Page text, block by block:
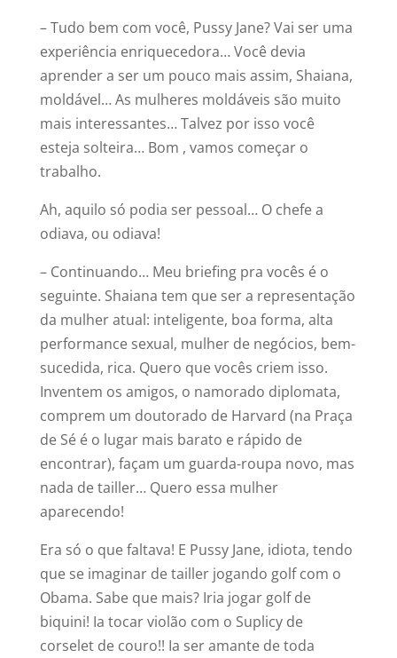
– Tudo bem com você, Pussy Jane? Vai ser uma
experiência enriquecedora… Você devia
aprender a ser um pouco mais assim, Shaiana,
moldável… As mulheres moldáveis são muito
mais interessantes… Talvez por isso você
esteja solteira… Bom , vamos começar o
trabalho.
Ah, aquilo só podia ser pessoal… O chefe a
odiava, ou odiava!
– Continuando… Meu briefing pra vocês é o
seguinte. Shaiana tem que ser a representação
da mulher atual: inteligente, boa forma, alta
performance sexual, mulher de negócios, bem-
sucedida, rica. Quero que vocês criem isso.
Inventem os amigos, o namorado diplomata,
comprem um doutorado de Harvard (na Praça
de Sé é o lugar mais barato e rápido de
encontrar), façam um guarda-roupa novo, mas
nada de tailler… Quero essa mulher
aparecendo!
Era só o que faltava! E Pussy Jane, idiota, tendo
que se imaginar de tailler jogando golf com o
Obama. Sabe que mais? Iria jogar golf de
biquini! Ia tocar violão com o Suplicy de
corselet de couro!! Ia ser amante de toda